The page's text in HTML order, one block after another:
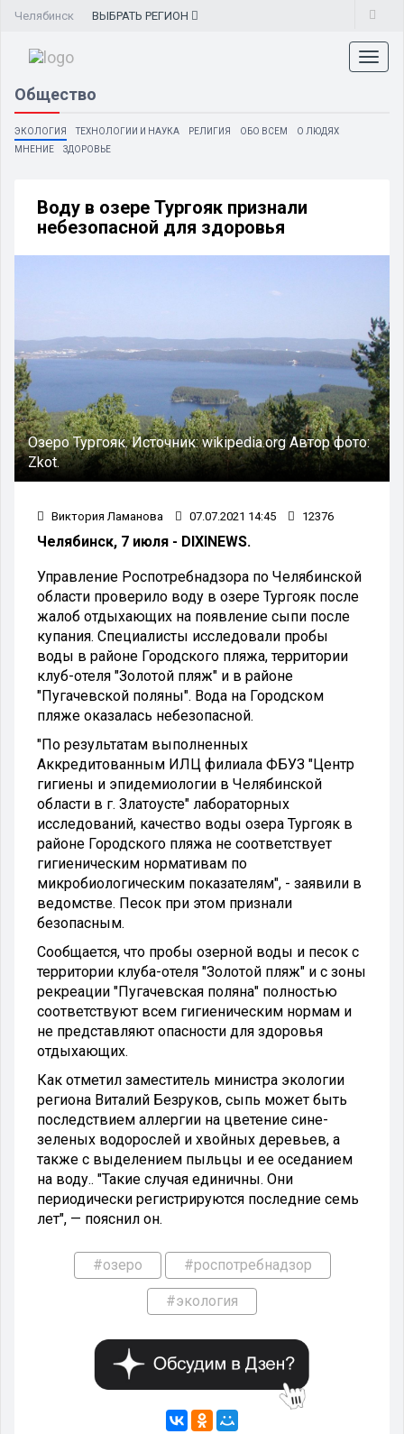
Челябинск ВЫБРАТЬ РЕГИОН
Общество
ЭКОЛОГИЯ ТЕХНОЛОГИИ И НАУКА РЕЛИГИЯ ОБО ВСЕМ
О ЛЮДЯХ
МНЕНИЕ
ЗДОРОВЬЕ
Воду в озере Тургояк признали
небезопасной для здоровья
Озеро Тургояк.Источник:wikipedia.orgАвтор фото:
Zkot.
Виктория Ламанова 07.07.2021 14:45 12376
Челябинск, 7 июля - DIXINEWS.
Управление Роспотребнадзора по Челябинской
области проверило воду в озере Тургояк после
жалоб отдыхающих на появление сыпи после
купания. Специалисты исследовали пробы
воды в районе Городского пляжа, территории
клуб-отеля "Золотой пляж" и в районе
"Пугачевской поляны". Вода на Городском
пляже оказалась небезопасной.
"По результатам выполненных
Аккредитованным ИЛЦ филиала ФБУЗ "Центр
гигиены и эпидемиологии в Челябинской
области в г. Златоусте" лабораторных
исследований, качество воды озера Тургояк в
районе Городского пляжа не соответствует
гигиеническим нормативам по
микробиологическим показателям", - заявили в
ведомстве. Песок при этом признали
безопасным.
Сообщается, что пробы озерной воды и песок с
территории клуба-отеля "Золотой пляж" и с зоны
рекреации "Пугачевская поляна" полностью
соответствуют всем гигиеническим нормам и
не представляют опасности для здоровья
отдыхающих.
Как отметил заместитель министра экологии
региона Виталий Безруков, сыпь может быть
последствием аллергии на цветение сине-
зеленых водорослей и хвойных деревьев, а
также с выделением пыльцы и ее оседанием
на воду.. "Такие случая единичны. Они
периодически регистрируются последние семь
лет", — пояснил он.
#озеро #роспотребнадзор
#экология